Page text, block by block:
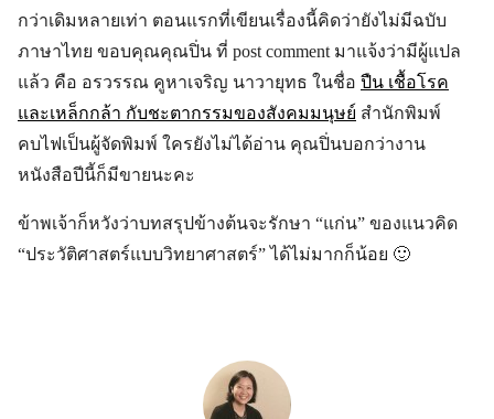
กว่าเดิมหลายเท่า ตอนแรกที่เขียนเรื่องนี้คิดว่ายังไม่มีฉบับ
ภาษาไทย ขอบคุณคุณปิ่น ที่ post comment มาแจ้งว่ามีผู้แปล
แล้ว คือ อรวรรณ คูหาเจริญ นาวายุทธ ในชื่อ ปืน เชื้อโรค
และเหล็กกล้า กับชะตากรรมของสังคมมนุษย์ สำนักพิมพ์
คบไฟเป็นผู้จัดพิมพ์ ใครยังไม่ได้อ่าน คุณปิ่นบอกว่างาน
หนังสือปีนี้ก็มีขายนะคะ
ข้าพเจ้าก็หวังว่าบทสรุปข้างต้นจะรักษา “แก่น” ของแนวคิด
“ประวัติศาสตร์แบบวิทยาศาสตร์” ได้ไม่มากก็น้อย 🙂